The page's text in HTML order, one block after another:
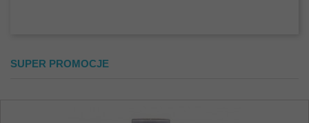
SUPER PROMOCJE